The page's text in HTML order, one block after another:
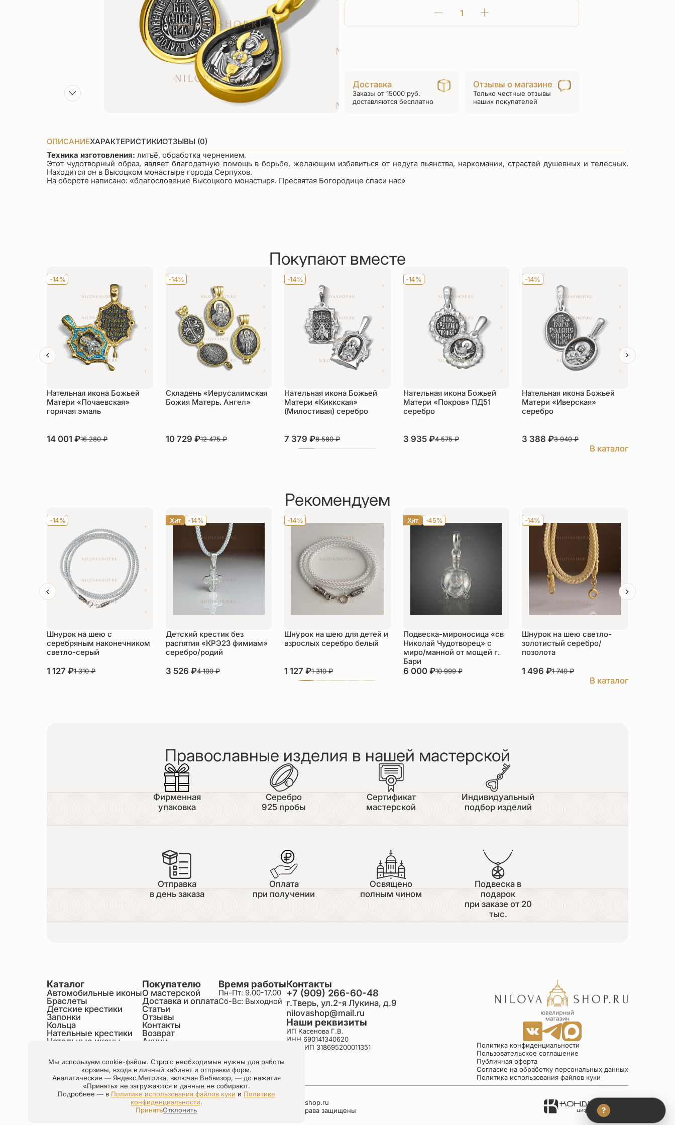
Количество
товара
«Неупиваемая
чаша»
ПД60
Доставка
Заказы от 15000 руб.
доставляются бесплатно
Отзывы о магазине
Только честные отзывы
наших покупателей
ОПИСАНИЕХАРАКТЕРИСТИКИОТЗЫВЫ (0)
Техника изготовления:литьё, обработка чернением.
Этот чудотворный образ, являет благодатную помощь в борьбе, желающим избавиться от недуга пьянства, наркомании, страстей душевных и телесных.
Находится он в Высоцком монастыре города Серпухов.
На обороте написано: «благословение Высоцкого монастыря. Пресвятая Богородице спаси нас»
Покупают вместе
-14%
Нательная икона Божьей
Матери «Почаевская»
горячая эмаль
14 001₽16 280₽
-14%
Складень «Иерусалимская
Божия Матерь. Ангел»
10 729 ₽12 475₽
-14%
Нательная икона Божьей
Матери «Киккская»
(Милостивая) серебро
7 379₽8 580₽
-14%
Нательная икона Божьей
Матери «Покров» ПД51
серебро
3 935 ₽4 575₽
-14%
Нательная икона Божьей
Матери «Иверская»
серебро
3 388 ₽3 940₽
В каталог
Рекомендуем
-14%
Шнурок на шею с
серебряным наконечником
светло-серый
1 127₽1 310₽
Хит -14%
Детский крестик без
распятия «КРЭ23 фимиам»
серебро/родий
3 526 ₽4 100₽
-14%
Шнурок на шею для детей и
взрослых серебро белый
1 127₽1 310₽
Хит -45%
Подвеска-мироносица «св
Николай Чудотворец» с
миро/манной от мощей г.
Бари
6 000 ₽10 999₽
-14%
Шнурок на шею светло-
золотистый серебро/
позолота
1 496 ₽1 740₽
В каталог
Православные изделия в нашей мастерской
Фирменная
упаковка
Серебро
925 пробы
Сертификат
мастерской
Индивидуальный
подбор изделий
Отправка
в день заказа
Оплата
при получении
Освящено
полным чином
Подвеска в
подарок
при заказе от 20
тыс.
Каталог
Автомобильные иконы
Браслеты
Детские крестики
Запонки
Кольца
Нательные крестики
Нательные иконы
Образки именные
Статуэтки святых
Шнурки на шею
Чётки
Покупателю
О мастерской
Доставка и оплата
Статьи
Отзывы
Контакты
Возврат
Акции
Время работы
Пн-Пт: 9.00-17.00
Сб-Вс: Выходной
Контакты
+7 (909) 266-60-48
г.Тверь, ул.2-я Лукина, д.9
nilovashop@mail.ru
Наши реквизиты
ИП Касенова Г.В.
ИНН 690141340620
ОГРНИП 318695200011351
Политика конфиденциальности
Пользовательское соглашение
Публичная оферта
Согласие на обработку персональных данных
Политика использования файлов куки
nilovashop.ru
Все права защищены
Мы используем cookie-файлы. Строго необходимые нужны для работы
корзины, входа в личный кабинет и отправки форм.
Аналитические — Яндекс.Метрика, включая Вебвизор, — до нажатия
«Принять» не загружаются и данные не собирают.
Подробнее — в Политике использования файлов куки и Политике
конфиденциальности.
ПринятьОтклонить ? Консультант